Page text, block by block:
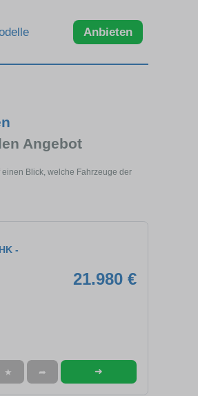
Anbieten
Angebot
Blick, welche Fahrzeuge der
-
21.980 €
★ ➦ ➜